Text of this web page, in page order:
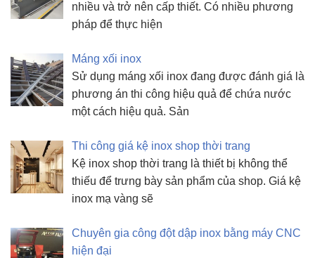
nhiều và trở nên cấp thiết. Có nhiều phương
pháp để thực hiện
Máng xối inox
Sử dụng máng xối inox đang được đánh giá là
phương án thi công hiệu quả để chứa nước
một cách hiệu quả. Sản
Thi công giá kệ inox shop thời trang
Kệ inox shop thời trang là thiết bị không thể
thiếu để trưng bày sản phẩm của shop. Giá kệ
inox mạ vàng sẽ
Chuyên gia công đột dập inox bằng máy CNC
hiện đại